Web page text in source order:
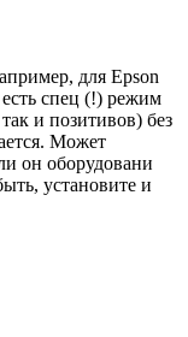
для Epson
есть спец (!) режим
и позитивов) без
Может
он оборудовани
установите и